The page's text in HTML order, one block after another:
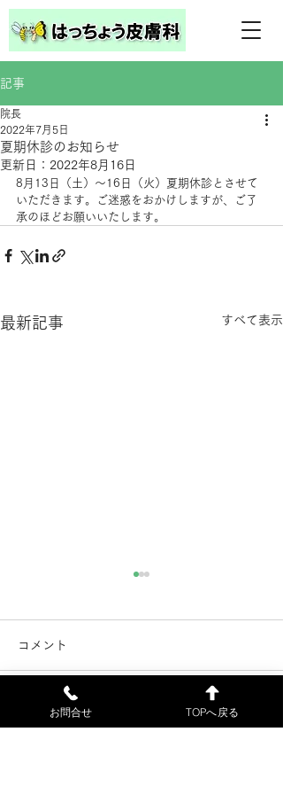
記事
夏期休診のお知らせ
院長
2022年7月5日
更新日： 2022年8月16日
8月13日（土）～16日（火）夏期休診とさせて
いただきます。ご迷惑をおかけしますが、ご了
承のほどお願いいたします。
最新記事 すべて表示
お知らせ（7月21日）
ました。7月18日（土）に来
院された患者様には、ご不便
をおかけして申し訳ございま
コメント
コメントを追加…
お問合せ TOPへ戻る